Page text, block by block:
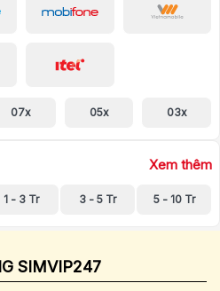
07x 05x 03x
Xem thêm
1 - 3 Tr 3 - 5 Tr 5 - 10 Tr
SIMVIP247